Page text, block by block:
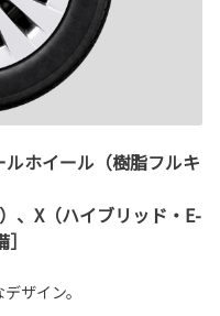
ホイール（樹脂フルキ
、X（ハイブリッド・E-
ザイン。